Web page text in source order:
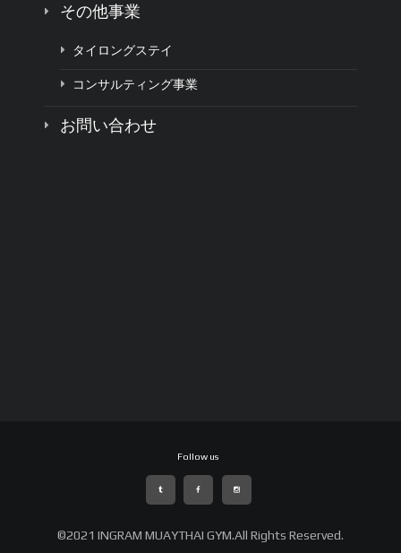
その他事業
タイロングステイ
コンサルティング事業
お問い合わせ
©2021 INGRAM MUAYTHAI GYM.All Rights Reserved.